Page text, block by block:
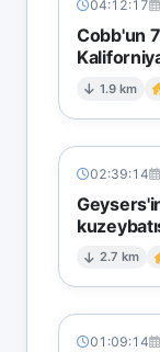
04:12:17
Cobb'un
1.9 km
02:39:14
2.7 km
01:09:14